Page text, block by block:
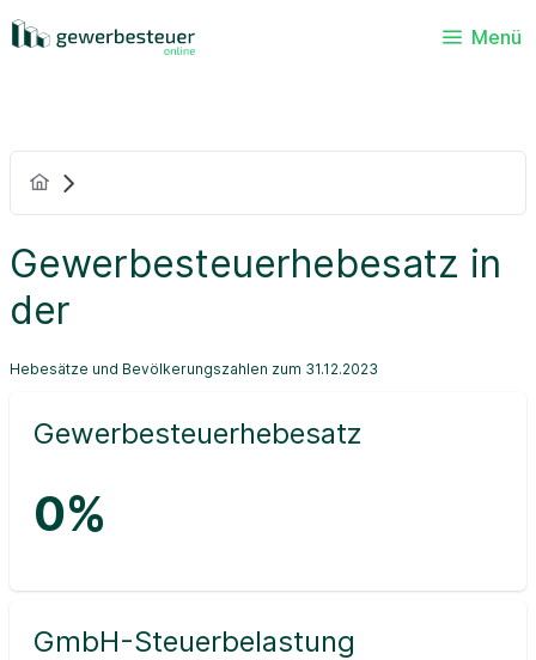
Menü
Gewerbesteuerhebesatz in
der
Hebesätze und Bevölkerungszahlen zum 31.12.2023
Gewerbesteuerhebesatz
0%
GmbH-Steuerbelastung